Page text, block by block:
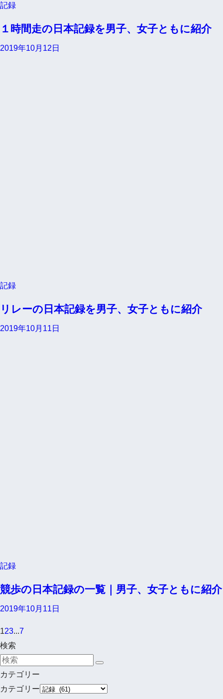
記録
１時間走の日本記録を男子、女子ともに紹介
2019年10月12日
記録
リレーの日本記録を男子、女子ともに紹介
2019年10月11日
記録
競歩の日本記録の一覧｜男子、女子ともに紹介
2019年10月11日
123...7
検索
カテゴリー
カテゴリー